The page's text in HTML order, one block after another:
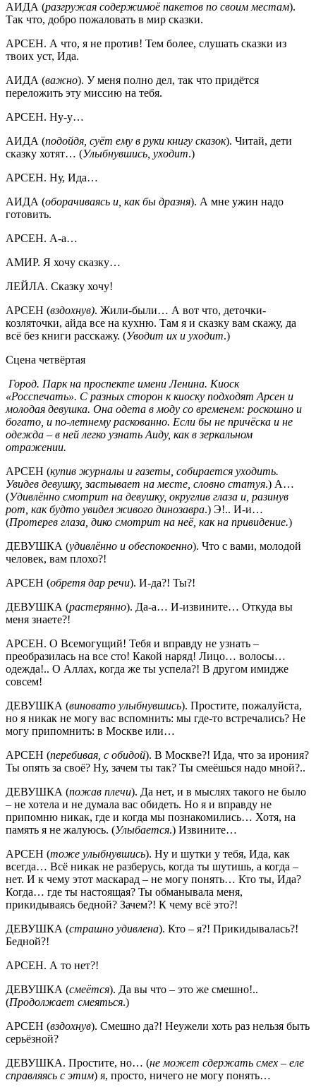
АИДА (разгружая содержимоё пакетов по своим местам).
Так что, добро пожаловать в мир сказки.
АРСЕН. А что, я не против! Тем более, слушать сказки из
твоих уст, Ида.
АИДА (важно). У меня полно дел, так что придётся
переложить эту миссию на тебя.
АРСЕН. Ну-у…
АИДА (подойдя, суёт ему в руки книгу сказок). Читай, дети
сказку хотят… (Улыбнувшись, уходит.)
АРСЕН. Ну, Ида…
АИДА (оборачиваясь и, как бы дразня). А мне ужин надо
готовить.
АРСЕН. А-а…
АМИР. Я хочу сказку…
ЛЕЙЛА. Сказку хочу!
АРСЕН (вздохнув). Жили-были… А вот что, деточки-
козляточки, айда все на кухню. Там я и сказку вам скажу, да
всё без книги расскажу. (Уводит их и уходит.)
Сцена четвёртая
Город. Парк на проспекте имени Ленина. Киоск
«Росспечать». С разных сторон к киоску подходят Арсен и
молодая девушка. Она одета в моду со временем: роскошно и
богато, и по-летнему раскованно. Если бы не причёска и не
одежда – в ней легко узнать Аиду, как в зеркальном
отражении.
АРСЕН (купив журналы и газеты, собирается уходить.
Увидев девушку, застывает на месте, словно статуя.) А…
(Удивлённо смотрит на девушку, округлив глаза и, разинув
рот, как будто увидел живого динозавра.) Э!.. И-и…
(Протерев глаза, дико смотрит на неё, как на привидение.)
ДЕВУШКА (удивлённо и обеспокоенно). Что с вами, молодой
человек, вам плохо?!
АРСЕН (обретя дар речи). И-да?! Ты?!
ДЕВУШКА (растерянно). Да-а… И-извините… Откуда вы
меня знаете?!
АРСЕН. О Всемогущий! Тебя и вправду не узнать –
преобразилась на все сто! Какой наряд! Лицо… волосы…
одежда!.. О Аллах, когда же ты успела?! В другом имидже
совсем!
ДЕВУШКА (виновато улыбнувшись). Простите, пожалуйста,
но я никак не могу вас вспомнить: мы где-то встречались? Не
могу припомнить: в Москве или…
АРСЕН (перебивая, с обидой). В Москве?! Ида, что за ирония?
Ты опять за своё? Ну, зачем ты так? Ты смеёшься надо мной?..
ДЕВУШКА (пожав плечи). Да нет, и в мыслях такого не было
– не хотела и не думала вас обидеть. Но я и вправду не
припомню никак, где и когда мы познакомились… Хотя, на
память я не жалуюсь. (Улыбается.) Извините…
АРСЕН (тоже улыбнувшись). Ну и шутки у тебя, Ида, как
всегда… Всё никак не разберусь, когда ты шутишь, а когда –
нет. И к чему этот маскарад – не могу понять… Кто ты, Ида?
Когда… где ты настоящая? Ты обманывала меня,
прикидываясь бедной? Зачем?! К чему всё это?!
ДЕВУШКА (страшно удивлена). Кто – я?! Прикидывалась?!
Бедной?!
АРСЕН. А то нет?!
ДЕВУШКА (смеётся). Да вы что – это же смешно!..
(Продолжает смеяться.)
АРСЕН (вздохнув). Смешно да?! Неужели хоть раз нельзя быть
серьёзной?
ДЕВУШКА. Простите, но… (не может сдержать смех – еле
справляясь с этим) я, просто, ничего не могу понять…